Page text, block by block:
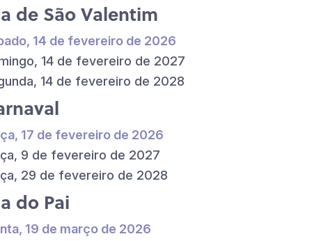
de São Valentim
14 de fevereiro de 2026
14 de fevereiro de 2027
14 de fevereiro de 2028
17 de fevereiro de 2026
9 de fevereiro de 2027
29 de fevereiro de 2028
do Pai
19 de março de 2026